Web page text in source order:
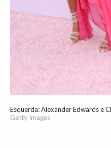
Esquerda: Alexander Edwards e
Getty Images